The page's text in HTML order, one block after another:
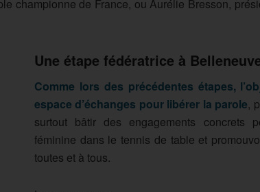
championne de France, ou Aurélie Bresson,
Une étape fédératrice à
Comme lors des précédentes étapes,
espace d’échanges pour libérer la parole,
surtout bâtir des engagements concrets
féminine dans le tennis de table et
toutes et à tous.